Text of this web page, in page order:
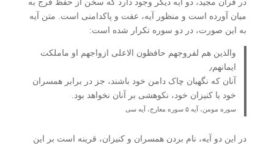
در قرآن مجید، دو آیه دیگر وجود دارد که سخن از حفظ فرج به
میان آورده است و منظور آیه، عفت و پاکدامنی است. متن آیه
به این صورت، در دو سوره تکرار شده است:
والذین هم لفروجهم حافظون الاعلی ازواجهم او ماملکت
ایمانهم٫
آنان که نگهبان چاک دامن خود باشند، جز در برابر همسران
خود یا کنیزان خود، نکوهشی بر آنان نخواهد بود.
سوره مومن، آیه ۵ سوره معارج، آیه سی
در این دو آیه، نام بردن همسران و کنیزان، قرینه است بر این